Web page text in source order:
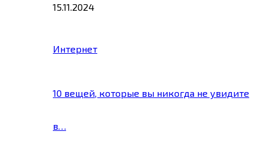
15.11.2024
Интернет
10 вещей, которые вы никогда не увидите
в…